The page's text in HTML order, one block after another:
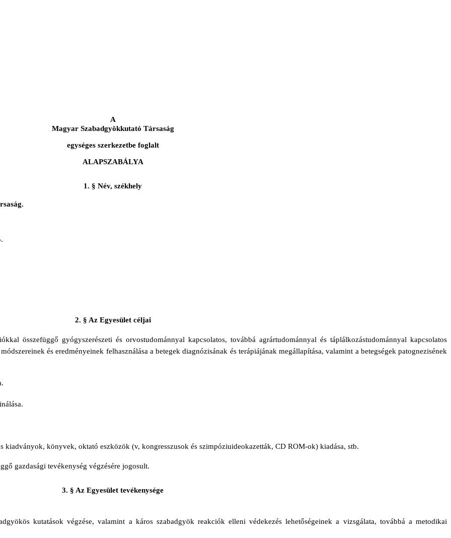
A
Magyar Szabadgyökkutató Társaság
egységes szerkezetbe foglalt
ALAPSZABÁLYA
1. § Név, székhely
2. § Az Egyesület céljai
összefüggő gyógyszerészeti és orvostudománnyal kapcsolatos, továbbá agrártudománnyal és táplálkozástudománnyal kapcsolatos
és eredményeinek felhasználása a betegek diagnózisának és terápiájának megállapítása, valamint a betegségek patognezisének
kiadványok, könyvek, oktató eszközök (v, kongresszusok és szimpóziuideokazetták, CD ROM-ok) kiadása, stb.
gazdasági tevékenység végzésére jogosult.
3. § Az Egyesület tevékenysége
kutatások végzése, valamint a káros szabadgyök reakciók elleni védekezés lehetőségeinek a vizsgálata, továbbá a metodikai